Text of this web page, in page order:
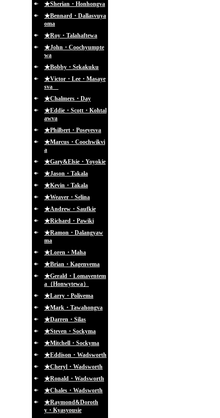
★Sherian・Honhongva
★Bennard・Dallasvuya
oma
★Roy・Talahaftewa
★John・Coochyumpte
wa
★Bobby・Sekakuku
★Victor・Lee・Masaye
sva
★Chalmers・Day
★Eddie・Scott・Kohtal
awva
★Philbert・Poseyesva
★Marcus・Coochwikvi
a
★Gary&Elsie・Yoyokie
★Jason・Takala
★Kevin・Takala
★Weaver・Selina
★Andrew・Saufkie
★Richard・Pawiki
★Ramon・Dalangyaw
ma
★Loren・Maha
★Brian・Kagenvema
★Gerald・Lomaventem
a（Honwytewa）
★Larry・Polivema
★Mark・Tawahongva
★Darren・Silas
★Steven・Sockyma
★Mitchell・Sockyma
★Eddison・Wadsworth
★Cheryl・Wadsworth
★Ronald・Wadsworth
★Chales・Wadsworth
★Raymond&Doroth
y・Kyasyousie